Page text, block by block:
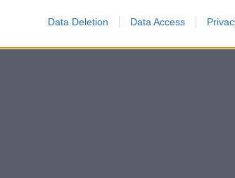
Data Deletion Data Access